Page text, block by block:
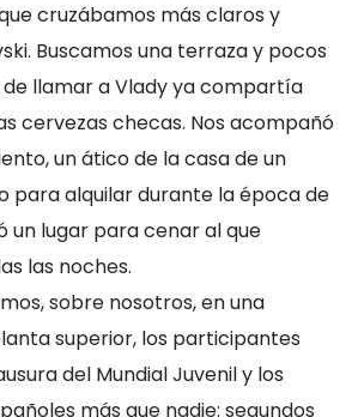
cruzábamos más claros y
Buscamos una terraza y pocos
de llamar a Vlady ya compartía
cervezas checas. Nos acompañó
un ático de la casa de un
para alquilar durante la época de
un lugar para cenar al que
las noches.
sobre nosotros, en una
superior, los participantes
del Mundial Juvenil y los
más que nadie: segundos